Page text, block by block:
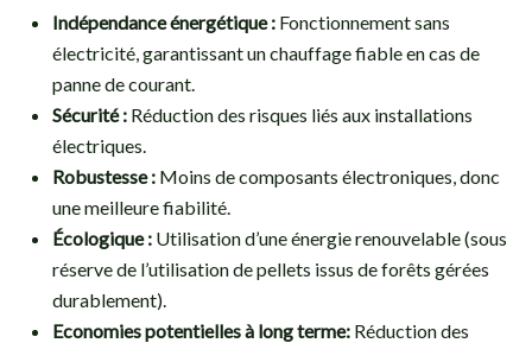
Indépendance énergétique : Fonctionnement sans
électricité, garantissant un chauffage fiable en cas de
panne de courant.
Sécurité : Réduction des risques liés aux installations
électriques.
Robustesse : Moins de composants électroniques, donc
une meilleure fiabilité.
Écologique : Utilisation d’une énergie renouvelable (sous
réserve de l’utilisation de pellets issus de forêts gérées
durablement).
Economies potentielles à long terme: Réduction des